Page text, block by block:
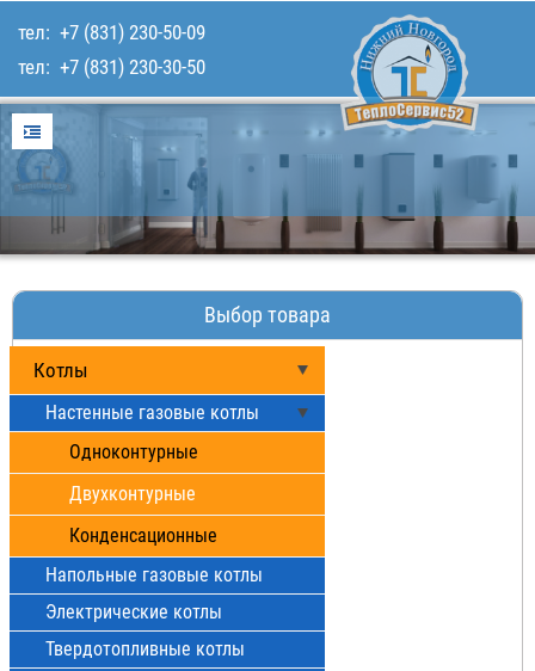
Главная
Услуги
Для покупателей
Каталог товаров
Наши работы
тел: +7 (831) 230-50-09
тел: +7 (831) 230-30-50
Выбор товара
Котлы
Настенные газовые котлы
Одноконтурные
Двухконтурные
Конденсационные
Напольные газовые котлы
Электрические котлы
Твердотопливные котлы